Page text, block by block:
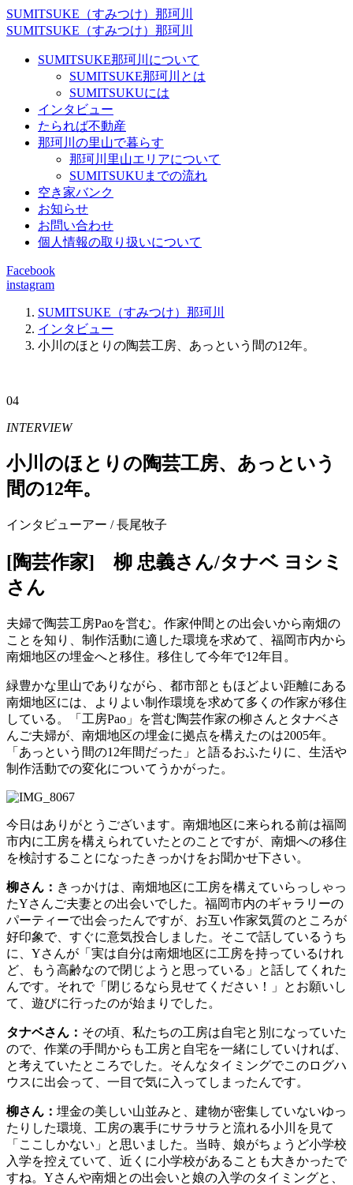
SUMITSUKE（すみつけ）那珂川
SUMITSUKE（すみつけ）那珂川
SUMITSUKE那珂川について
SUMITSUKE那珂川とは
SUMITSUKUには
インタビュー
たられば不動産
那珂川の里山で暮らす
那珂川里山エリアについて
SUMITSUKUまでの流れ
空き家バンク
お知らせ
お問い合わせ
個人情報の取り扱いについて
Facebook
instagram
SUMITSUKE（すみつけ）那珂川
インタビュー
小川のほとりの陶芸工房、あっという間の12年。
04
INTERVIEW
小川のほとりの陶芸工房、あっという
間の12年。
インタビューアー / 長尾牧子
[陶芸作家] 柳 忠義さん/タナベ ヨシミ
さん
夫婦で陶芸工房Paoを営む。作家仲間との出会いから南畑の
ことを知り、制作活動に適した環境を求めて、福岡市内から
南畑地区の埋金へと移住。移住して今年で12年目。
緑豊かな里山でありながら、都市部ともほどよい距離にある
南畑地区には、よりよい制作環境を求めて多くの作家が移住
している。「工房Pao」を営む陶芸作家の柳さんとタナベさ
んご夫婦が、南畑地区の埋金に拠点を構えたのは2005年。
「あっという間の12年間だった」と語るおふたりに、生活や
制作活動での変化についてうかがった。
今日はありがとうございます。南畑地区に来られる前は福岡
市内に工房を構えられていたとのことですが、南畑への移住
を検討することになったきっかけをお聞かせ下さい。
柳さん： きっかけは、南畑地区に工房を構えていらっしゃっ
たYさんご夫妻との出会いでした。福岡市内のギャラリーの
パーティーで出会ったんですが、お互い作家気質のところが
好印象で、すぐに意気投合しました。そこで話しているうち
に、Yさんが「実は自分は南畑地区に工房を持っているけれ
ど、もう高齢なので閉じようと思っている」と話してくれた
んです。それで「閉じるなら見せてください！」とお願いし
て、遊びに行ったのが始まりでした。
タナベさん： その頃、私たちの工房は自宅と別になっていた
ので、作業の手間からも工房と自宅を一緒にしていければ、
と考えていたところでした。そんなタイミングでこのログハ
ウスに出会って、一目で気に入ってしまったんです。
柳さん： 埋金の美しい山並みと、建物が密集していないゆっ
たりした環境、工房の裏手にサラサラと流れる小川を見て
「ここしかない」と思いました。当時、娘がちょうど小学校
入学を控えていて、近くに小学校があることも大きかったで
すね。Yさんや南畑との出会いと娘の入学のタイミングと、